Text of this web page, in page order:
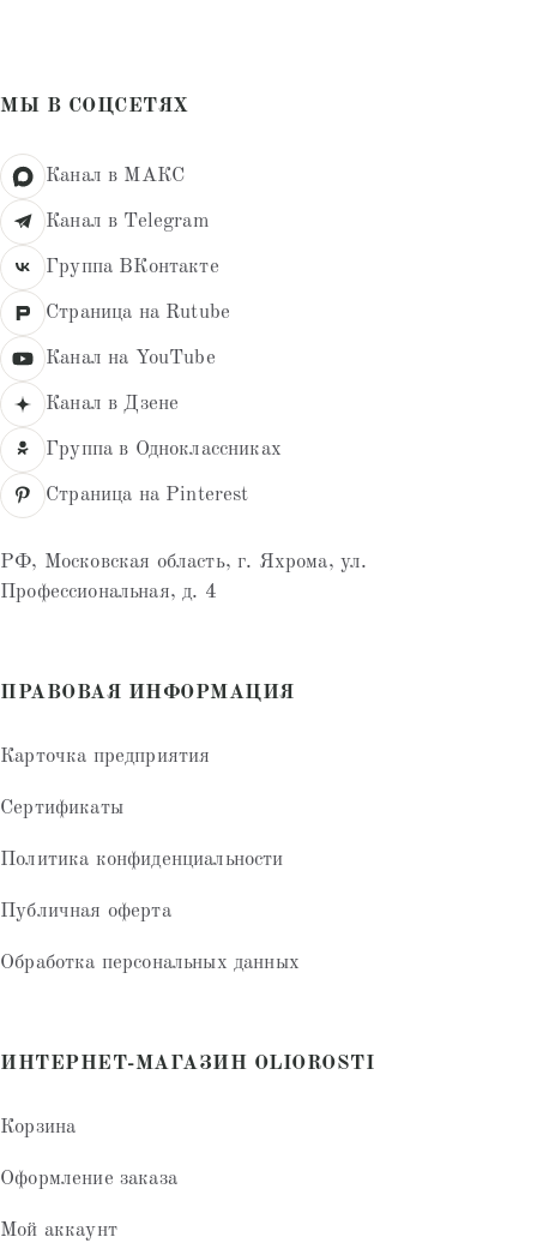
МЫ В СОЦСЕТЯХ
Канал в МАКС
Канал в Telegram
Группа ВКонтакте
Страница на Rutube
Канал на YouTube
Канал в Дзене
Группа в Одноклассниках
Страница на Pinterest
РФ, Московская область, г. Яхрома, ул.
Профессиональная, д. 4
ПРАВОВАЯ ИНФОРМАЦИЯ
Карточка предприятия
Сертификаты
Политика конфиденциальности
Публичная оферта
Обработка персональных данных
ИНТЕРНЕТ-МАГАЗИН OLIOROSTI
Корзина
Оформление заказа
Мой аккаунт